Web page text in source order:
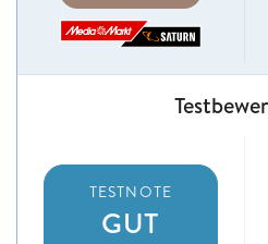
TESTNOTE
GUT